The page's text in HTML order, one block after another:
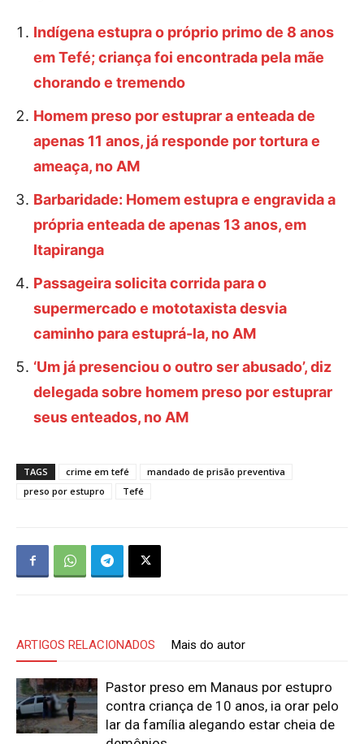
Indígena estupra o próprio primo de 8 anos
em Tefé; criança foi encontrada pela mãe
chorando e tremendo
Homem preso por estuprar a enteada de
apenas 11 anos, já responde por tortura e
ameaça, no AM
Barbaridade: Homem estupra e engravida a
própria enteada de apenas 13 anos, em
Itapiranga
Passageira solicita corrida para o
supermercado e mototaxista desvia
caminho para estuprá-la, no AM
‘Um já presenciou o outro ser abusado’, diz
delegada sobre homem preso por estuprar
seus enteados, no AM
TAGS crime em tefé
mandado de prisão preventiva
preso por estupro
Tefé
ARTIGOS RELACIONADOS Mais do autor
Pastor preso em Manaus por estupro
contra criança de 10 anos, ia orar pelo
lar da família alegando estar cheia de